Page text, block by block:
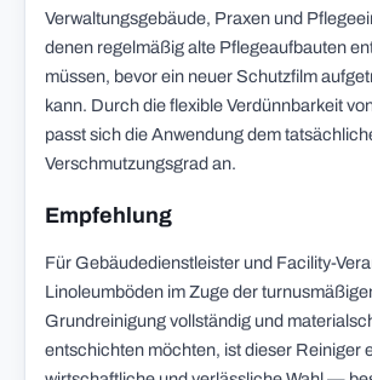
Verwaltungsgebäude, Praxen und
denen regelmäßig alte Pflegeaufbauten
müssen, bevor ein neuer Schutzfilm
kann. Durch die flexible Verdünnbarkeit
passt sich die Anwendung dem
Verschmutzungsgrad an.
Empfehlung
Für Gebäudedienstleister und Facility-
Linoleumböden im Zuge der
Grundreinigung vollständig und
entschichten möchten, ist dieser Reiniger